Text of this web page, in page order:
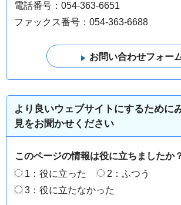
電話番号：054-363-6651
ファックス番号：054-363-6688
より良いウェブサイトにするために
見をお聞かせください
このページの情報は役に立ちましたか
1：役に立った
2：ふつう
3：役に立たなかった